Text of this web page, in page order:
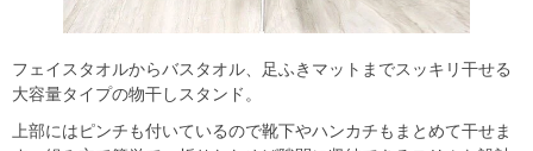
フェイスタオルからバスタオル、足ふきマットまでスッキリ干せる
大容量タイプの物干しスタンド。
上部にはピンチも付いているので靴下やハンカチもまとめて干せま